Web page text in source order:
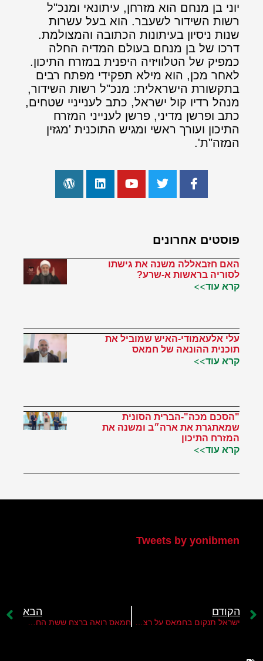
יוני בן מנחם הוא מזרחן, עיתונאי ומנכ"ל
רשות השידור לשעבר. הוא בעל עשרות
שנות ניסיון בעיתונות הכתובה והמצולמת.
דרכו של בן מנחם בעולם המדיה החלה
כמפיק של הטלוויזיה היפנית במזרח התיכון.
לאחר מכן, הוא מילא תפקידי מפתח רבים
בתקשורת הישראלית: מנכ"ל רשות השידור,
מנהל רדיו קול ישראל, כתב לענייניי שטחים,
כתב ופרשן מדיני, פרשן לענייני המזרח
התיכון ועורך ראשי ומגיש התוכנית 'מגזין
המזה"ת'.
פוסטים אחרונים
האם חזבאללה משנה את גישתו
לסוריה בראשות א-שרע?
קרא עוד>>
עלי אלעאמודי-האיש שמוביל את
תוכנית ההונאה של חמאס
קרא עוד>>
"הסכם מכה"-הברית הסונית
שמאתגרת את ארה״ב ומשנה את
המזרח התיכון
קרא עוד>>
Tweets by yonibmen
הקודם הבא